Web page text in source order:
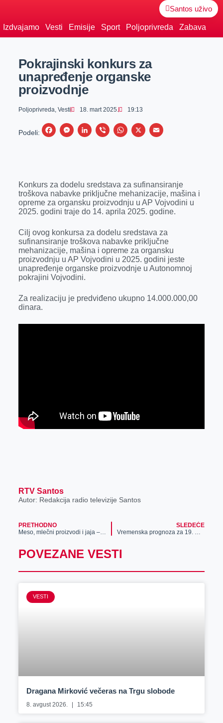
Santos uživo
Izdvajamo Vesti Emisije Sport Poljoprivreda Zabava
Pokrajinski konkurs za
unapređenje organske
proizvodnje
Poljoprivreda, Vesti 18. mart 2025. 19:13
Podeli:
F
b
o
o
M
e
n
g
r
L
e
d
I
V
r
W
s
A
p
X
E
l
Konkurs za dodelu sredstava za sufinansiranje
troškova nabavke priključne mehanizacije, mašina i
opreme za organsku proizvodnju u AP Vojvodini u
2025. godini traje do 14. aprila 2025. godine.
Cilj ovog konkursa za dodelu sredstava za
sufinansiranje troškova nabavke priključne
mehanizacije, mašina i opreme za organsku
proizvodnju u AP Vojvodini u 2025. godini jeste
unapređenje organske proizvodnje u Autonomnoj
pokrajini Vojvodini.
Za realizaciju je predviđeno ukupno 14.000.000,00
dinara.
RTV Santos
Autor: Redakcija radio televizije Santos
PRETHODNO
Meso, mlečni proizvodi i jaja – dobar izbor domaćih proizvoda na pijaci
SLEDEĆE
POVEZANE VESTI
VESTI
Dragana Mirković večeras na Trgu slobode
8. avgust 2026. 15:45